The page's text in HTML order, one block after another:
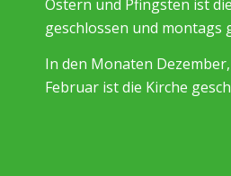
Ostern und Pfingsten ist
geschlossen und montags
In den Monaten
Februar ist die Kirche